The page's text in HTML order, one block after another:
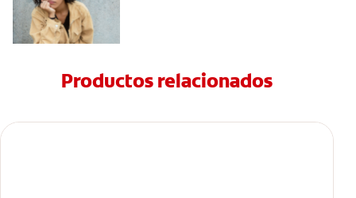
Productos relacionados